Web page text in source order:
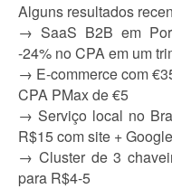
Alguns resultados
→ SaaS B2B em
-24% no CPA em um
→ E-commerce com
CPA PMax de €5
→ Serviço local no
R$15 com site +
→ Cluster de 3
para R$4-5